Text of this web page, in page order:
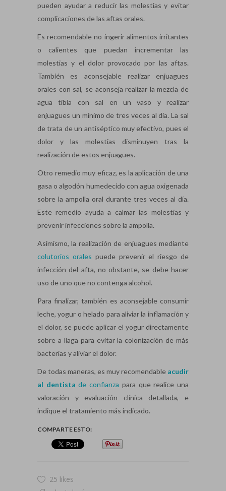
pueden ayudar a reducir las molestias y evitar
complicaciones de las aftas orales.
Es recomendable no ingerir alimentos irritantes
o calientes que puedan incrementar las
molestias y el dolor provocado por las aftas.
También es aconsejable realizar enjuagues
orales con sal, se aconseja realizar la mezcla de
agua tibia con sal en un vaso y realizar
enjuagues un mínimo de tres veces al día. La sal
de trata de un antiséptico muy efectivo, pues el
dolor y las molestias disminuyen tras la
realización de estos enjuagues.
Otro remedio muy eficaz, es la aplicación de una
gasa o algodón humedecido con agua oxigenada
sobre la ampolla oral durante tres veces al día.
Este remedio ayuda a calmar las molestias y
prevenir infecciones sobre la ampolla.
Asimismo, la realización de enjuagues mediante
colutorios orales puede prevenir el riesgo de
infección del afta, no obstante, se debe hacer
uso de uno que no contenga alcohol.
Para finalizar, también es aconsejable consumir
leche, yogur o helado para aliviar la inflamación y
el dolor, se puede aplicar el yogur directamente
sobre a llaga para evitar la colonización de más
bacterias y aliviar el dolor.
De todas maneras, es muy recomendable acudir
al dentista de confianza para que realice una
valoración y evaluación clínica detallada, e
indique el tratamiento más indicado.
COMPARTE ESTO:
25 likes